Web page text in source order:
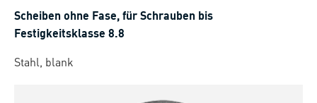
Scheiben ohne Fase, für Schrauben bis
Festigkeitsklasse 8.8
Stahl, blank